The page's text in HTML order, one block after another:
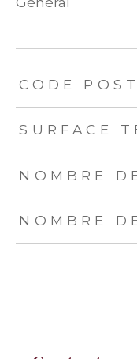
CODE
SURFACE
NOMBRE
NOMBRE